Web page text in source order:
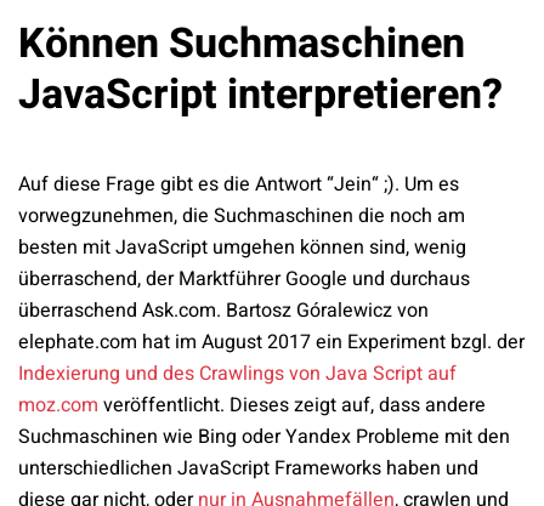
Können Suchmaschinen
JavaScript interpretieren?
Auf diese Frage gibt es die Antwort “Jein“ ;). Um es
vorwegzunehmen, die Suchmaschinen die noch am
besten mit JavaScript umgehen können sind, wenig
überraschend, der Marktführer Google und durchaus
überraschend Ask.com. Bartosz Góralewicz von
elephate.com hat im August 2017 ein Experiment bzgl. der
Indexierung und des Crawlings von Java Script auf
moz.com veröffentlicht. Dieses zeigt auf, dass andere
Suchmaschinen wie Bing oder Yandex Probleme mit den
unterschiedlichen JavaScript Frameworks haben und